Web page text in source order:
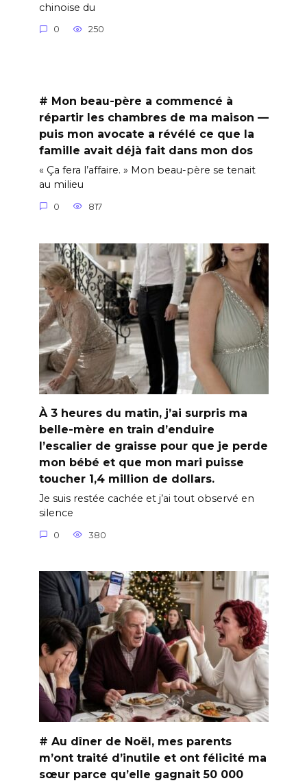
chinoise du
0 250
# Mon beau-père a commencé à
répartir les chambres de ma maison —
puis mon avocate a révélé ce que la
famille avait déjà fait dans mon dos
« Ça fera l’affaire. » Mon beau-père se tenait
au milieu
0 817
À 3 heures du matin, j’ai surpris ma
belle-mère en train d’enduire
l’escalier de graisse pour que je perde
mon bébé et que mon mari puisse
toucher 1,4 million de dollars.
Je suis restée cachée et j’ai tout observé en
silence
0 380
# Au dîner de Noël, mes parents
m’ont traité d’inutile et ont félicité ma
sœur parce qu’elle gagnait 50 000